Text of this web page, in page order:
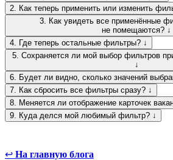
2. Как теперь применить или изменить
3. Как увидеть все применённые
не помещаются? ↓
4. Где теперь остальные фильтры? ↓
5. Сохраняется ли мой выбор фильтров
↓
6. Будет ли видно, сколько значений
7. Как сбросить все фильтры сразу? ↓
8. Меняется ли отображение карточек
9. Куда делся мой любимый фильтр? ↓
↩ На главную блога